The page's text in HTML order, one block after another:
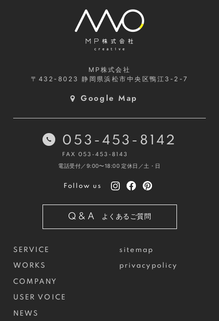
MP株式会社
〒432-8023静岡県浜松市中央区鴨江3-2-7
Google Map
SERVICE
WORKS
COMPANY
USER VOICE
NEWS
sitemap
privacypolicy
053-453-8142
FAX 053-453-8143
電話受付／9:00〜18:00 定休日／土・日
Follow us
Q&A よくあるご質問